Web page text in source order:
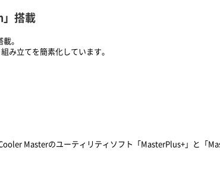
搭載
。
み立てを簡素化しています。
Masterのユーティリティソフト「MasterPlus+」と「